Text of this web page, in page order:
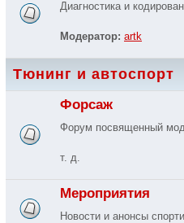
Диагностика и
Модератор: artk
Тюнинг и автоспорт
Форсаж
Форум посвященный
т. д.
Мероприятия
Новости и анонсы